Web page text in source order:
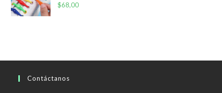
$68,00
Contáctanos